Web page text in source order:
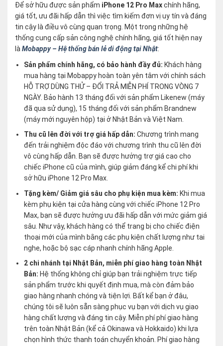
Để sở hữu được sản phẩm iPhone 12 Pro Maxchính hãng,
giá tốt, ưu đãi hấp dẫn thì việc tìm kiếm đơn vị uy tín và đáng
tin cậy là điều vô cùng quan trọng. Một trong những hệ
thống cung cấp sản công nghệ chính hãng, giá tốt hiện nay
là Mobappy – Hệ thống bán lẻ di động tại Nhật:
Sản phẩm chính hãng, có bảo hành đầy đủ: Khách hàng
mua hàng tại Mobappy hoàn toàn yên tâm với chính sách
HỖ TRỢ DÙNG THỬ – ĐỔI TRẢ MIỄN PHÍ TRONG VÒNG 7
NGÀY. Bảo hành 13 tháng đối với sản phẩm Likenew (máy
đã qua sử dụng), 15 tháng đối với sản phẩm Brandnew
(máy mới nguyên hộp) tại ở Nhật Bản và Việt Nam.
Thu cũ lên đời với trợ giá hấp dẫn:Chương trình mang
đến trải nghiệm độc đáo với chương trình thu cũ lên đời
vô cùng hấp dẫn. Bạn sẽ được hưởng trợ giá cao cho
chiếc iPhone cũ của mình, giúp giảm đáng kể chi phí khi
sở hữu iPhone 12 Pro Max.
Tặng kèm/ Giảm giá sâu cho phụ kiện mua kèm: Khi mua
kèm phụ kiện tại cửa hàng cùng với chiếc iPhone 12 Pro
Max, bạn sẽ được hưởng ưu đãi hấp dẫn với mức giảm giá
sâu. Như vậy, khách hàng có thể trang bị cho chiếc điện
thoại mới của mình bằng các phụ kiện chất lượng như tai
nghe, hoặc bộ sạc cáp nhanh chính hãng Apple.
2 chi nhánh tại Nhật Bản, miễn phí giao hàng toàn Nhật
Bản: Hệ thống không chỉ giúp bạn trải nghiệm trực tiếp
sản phẩm trước khi quyết định mua, mà còn đảm bảo
giao hàng nhanh chóng và tiện lợi. Bất kể bạn ở đâu,
chúng tôi sẽ luôn sẵn sàng phục vụ bạn với dịch vụ giao
hàng chất lượng và đáng tin cậy. Miễn phí phí giao hàng
trên toàn Nhật Bản (kể cả Okinawa và Hokkaido) khi lựa
chọn hình thức thanh toán chuyển khoản. Phí giao hàng